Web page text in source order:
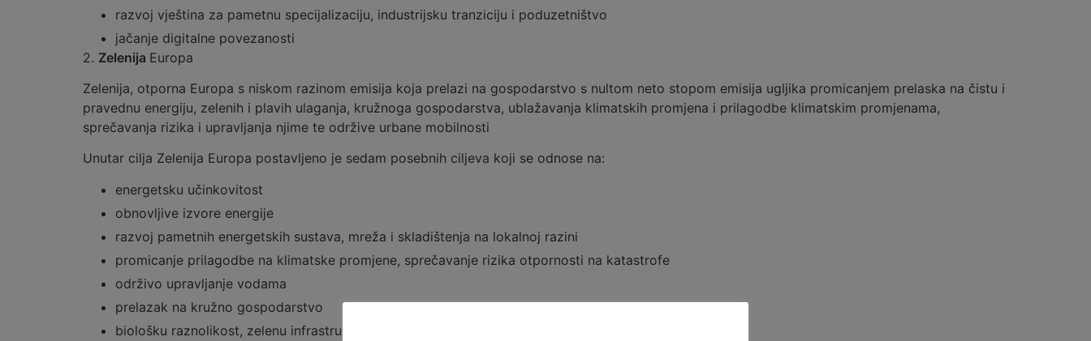
razvoj vještina za pametnu specijalizaciju, industrijsku tranziciju i poduzetništvo
jačanje digitalne povezanosti
2. Zelenija Europa
Zelenija, otporna Europa s niskom razinom emisija koja prelazi na gospodarstvo s nultom neto stopom emisija ugljika promicanjem prelaska na čistu i
pravednu energiju, zelenih i plavih ulaganja, kružnoga gospodarstva, ublažavanja klimatskih promjena i prilagodbe klimatskim promjenama,
sprečavanja rizika i upravljanja njime te održive urbane mobilnosti
Unutar cilja Zelenija Europa postavljeno je sedam posebnih ciljeva koji se odnose na:
energetsku učinkovitost
obnovljive izvore energije
razvoj pametnih energetskih sustava, mreža i skladištenja na lokalnoj razini
promicanje prilagodbe na klimatske promjene, sprečavanje rizika otpornosti na katastrofe
održivo upravljanje vodama
prelazak na kružno gospodarstvo
biološku raznolikost, zelenu infrastrukturu u urbanom okruženju i smanjenje onečišćenja